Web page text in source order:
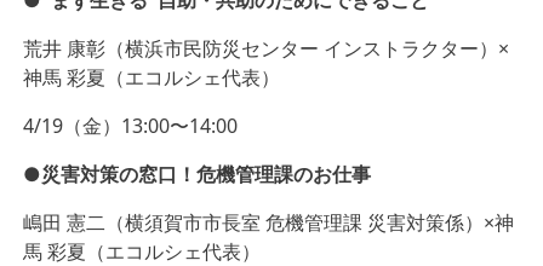
荒井 康彰（横浜市民防災センター インストラクター）×
神馬 彩夏（エコルシェ代表）
4/19（金）13:00〜14:00
●災害対策の窓口！危機管理課のお仕事
嶋田 憲二（横須賀市市長室 危機管理課 災害対策係）×神
馬 彩夏（エコルシェ代表）